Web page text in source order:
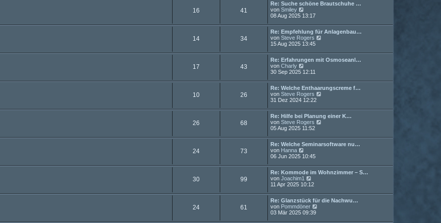
16 41
Re: Suche schöne Brautschuhe …
von Smiley
e
e
s
t
e
e
i
t
r
a
g
08 Aug 2025 13:17
14 34
Re: Empfehlung für Anlagenbau…
von Steve Rogers
e
s
e
r
a
15 Aug 2025 13:45
17 43
Re: Erfahrungen mit Osmoseanl…
von Charly
e
e
s
t
e
B
e
i
t
r
a
30 Sep 2025 12:11
10 26
Re: Welche Enthaarungscreme f…
von Steve Rogers
e
s
e
r
a
31 Dez 2024 12:22
26 68
Re: Hilfe bei Planung einer K…
von Steve Rogers
e
s
B
e
r
a
05 Aug 2025 11:52
24 73
Re: Welche Seminarsoftware nu…
von Hanna
e
e
s
t
e
e
i
t
06 Jun 2025 10:45
30 99
Re: Kommode im Wohnzimmer – S…
von Joachim1
e
e
s
t
e
11 Apr 2025 10:12
24 61
Re: Glanzstück für die Nachwu…
von Pommdöner
03 Mär 2025 09:39